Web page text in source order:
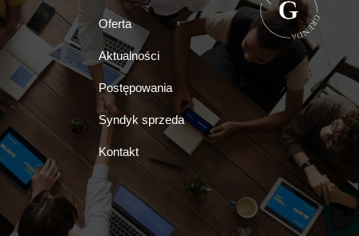
Oferta
Aktualności
Postępowania
Syndyk sprzeda
Kontakt